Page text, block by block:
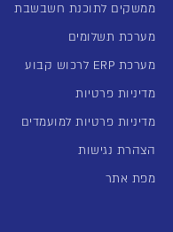
ממשקים לתוכנת חשבשבת
מערכת תשלומים
מערכת ERP לרכוש קבוע
מדיניות פרטיות
מדיניות פרטיות למועמדים
הצהרת נגישות
מפת אתר